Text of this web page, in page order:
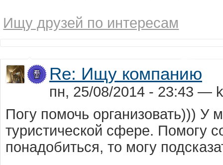
Ищу друзей по интересам
Re: Ищу компанию
пн, 25/08/2014 - 23:43 —
Погу помочь организовать)))
туристической сфере. Помогу
понадобиться, то могу